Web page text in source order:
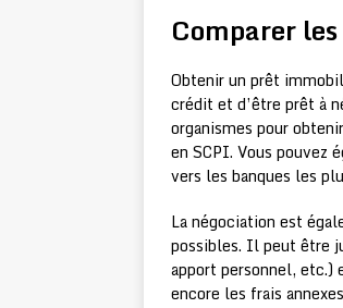
Comparer
Obtenir un prêt
crédit et d’être prêt à
organismes pour
en SCPI. Vous pouvez
vers les banques les
La négociation est
possibles. Il peut être
apport personnel, etc.)
encore les frais